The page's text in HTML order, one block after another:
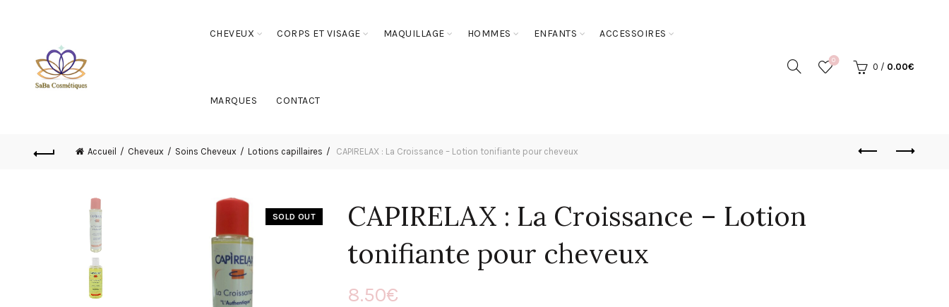
CHEVEUX CORPS ET VISAGE MAQUILLAGE HOMMES ENFANTS ACCESSOIRES
MARQUES CONTACT
0
0 / 0.00€
Accueil Cheveux Soins Cheveux Lotions capillaires CAPIRELAX : La Croissance – Lotion tonifiante pour cheveux
SOLD OUT
CAPIRELAX : La Croissance – Lotion
tonifiante pour cheveux
8.50€